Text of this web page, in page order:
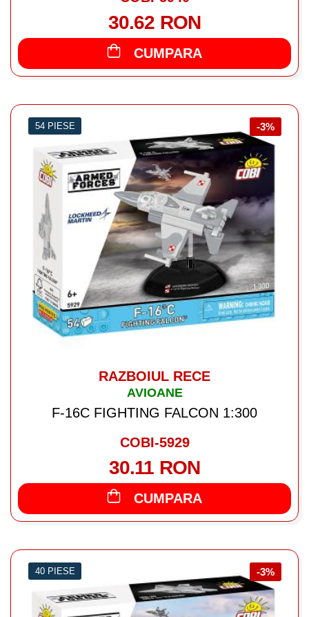
30.62 RON
CUMPARA
-3%
54 PIESE
RAZBOIUL RECE
AVIOANE
F-16C FIGHTING FALCON 1:300
COBI-5929
30.11 RON
CUMPARA
-3%
40 PIESE